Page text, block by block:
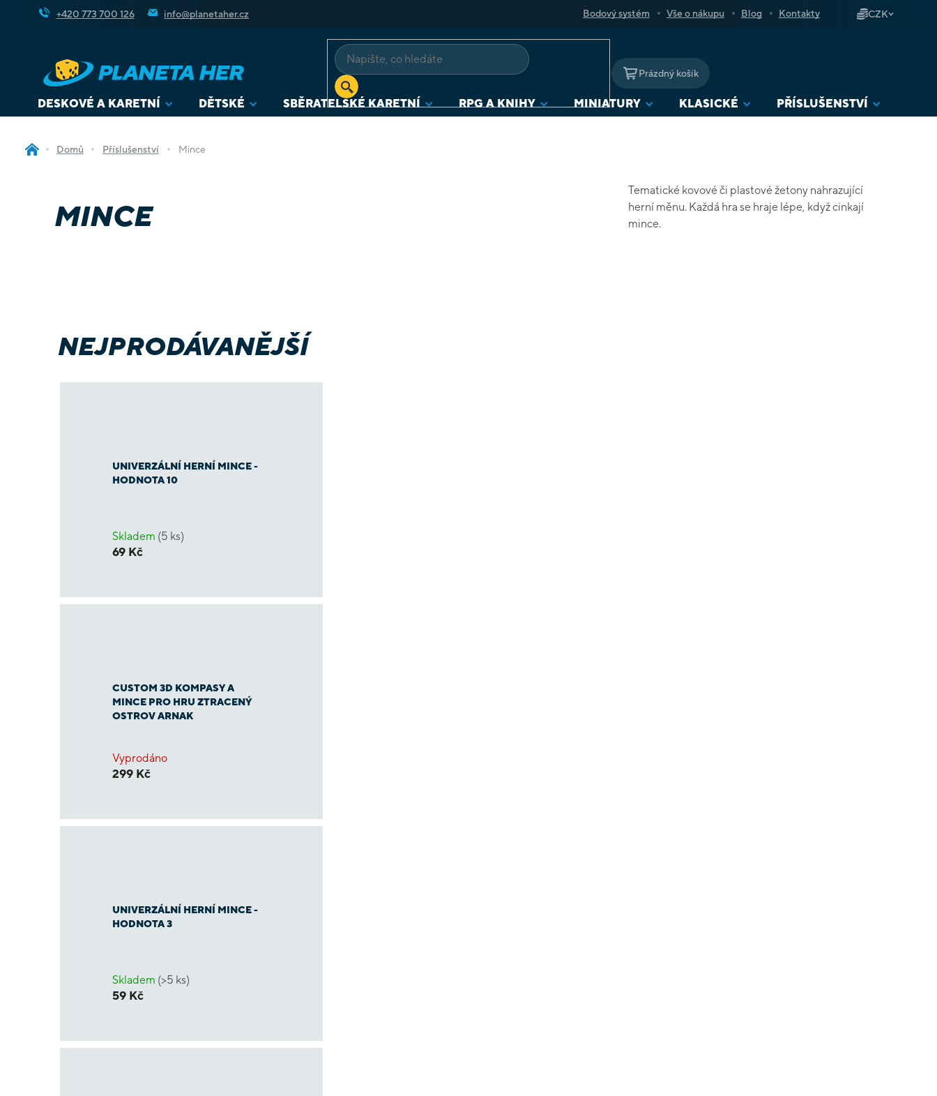
+420 773 700 126 info@planetaher.cz Bodový systém Vše o nákupu Blog Kontakty CZK
NÁKUPNÍ
KOŠÍK
Prázdný košík
DESKOVÉ A KARETNÍ DĚTSKÉ SBĚRATELSKÉ KARETNÍ RPG A KNIHY MINIATURY KLASICKÉ PŘÍSLUŠENSTVÍ
Domů Příslušenství Mince
MINCE
Tematické kovové či plastové žetony nahrazující
herní měnu. Každá hra se hraje lépe, když cinkají
mince.
NEJPRODÁVANĚJŠÍ
UNIVERZÁLNÍ HERNÍ MINCE -
HODNOTA 10
Skladem (5 ks)
69 Kč
CUSTOM 3D KOMPASY A
MINCE PRO HRU ZTRACENÝ
OSTROV ARNAK
Vyprodáno
299 Kč
UNIVERZÁLNÍ HERNÍ MINCE -
HODNOTA 3
Skladem (>5 ks)
59 Kč